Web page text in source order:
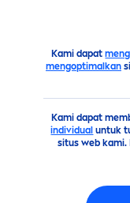
Kami dapat
mengoptimalkan
Kami dapat
individual untuk
situs web kami.
Saran Kulit